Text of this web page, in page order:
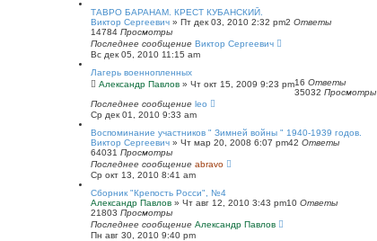
ТАВРО БАРАНАМ. КРЕСТ КУБАНСКИЙ.
Виктор Сергеевич » Пт дек 03, 2010 2:32 pm2 Ответы
14784 Просмотры
Последнее сообщение Виктор Сергеевич
Вс дек 05, 2010 11:15 am
Лагерь военнопленных
Александр Павлов » Чт окт 15, 2009 9:23 pm16 Ответы
35032 Просмотры
Последнее сообщение leo
Ср дек 01, 2010 9:33 am
Воспоминание участников " Зимней войны " 1940-1939 годов.
Виктор Сергеевич » Чт мар 20, 2008 6:07 pm42 Ответы
64031 Просмотры
Последнее сообщение abravo
Ср окт 13, 2010 8:41 am
Сборник "Крепость Росси", №4
Александр Павлов » Чт авг 12, 2010 3:43 pm10 Ответы
21803 Просмотры
Последнее сообщение Александр Павлов
Пн авг 30, 2010 9:40 pm